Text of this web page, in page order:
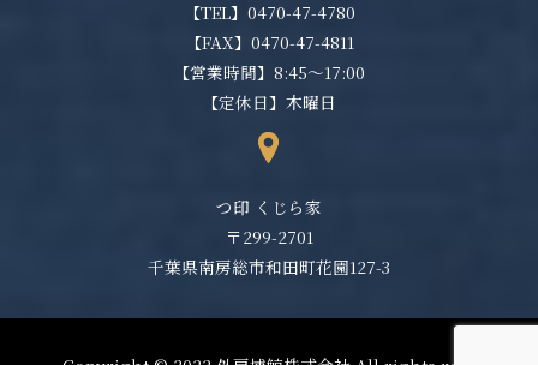
【TEL】 0470-47-4780
【FAX】0470-47-4811
【営業時間】8:45～17:00
【定休日】木曜日
つ印 くじら家
〒299-2701
千葉県南房総市和田町花園127-3